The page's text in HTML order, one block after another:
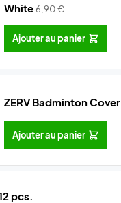
White6,90€
Ajouter au panier
ZERV Badminton Cover
Ajouter au panier
pcs.